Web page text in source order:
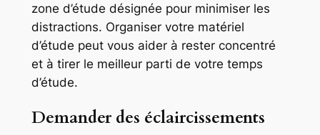
zone d’étude désignée pour minimiser les
distractions. Organiser votre matériel
d’étude peut vous aider à rester concentré
et à tirer le meilleur parti de votre temps
d’étude.
Demander des éclaircissements